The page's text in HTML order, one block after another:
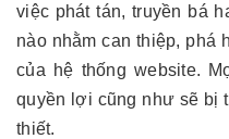
việc phát tán, truyền bá
nào nhằm can thiệp, phá
của hệ thống website.
quyền lợi cũng như sẽ bị
thiết.